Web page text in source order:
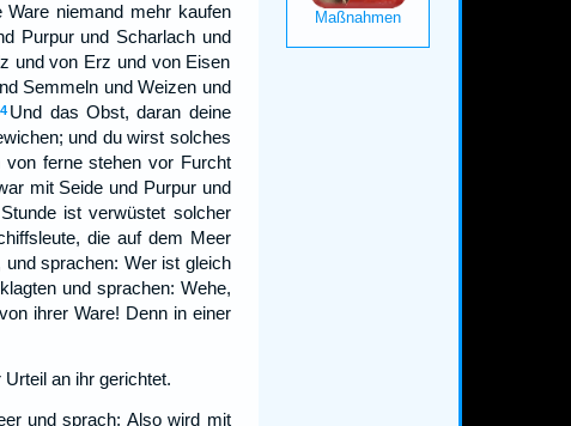
niemand mehr kaufen
Purpur und Scharlach und
und von Erz und von Eisen
Semmeln und Weizen und
Und das Obst, daran deine
und du wirst solches
ferne stehen vor Furcht
mit Seide und Purpur und
ist verwüstet solcher
die auf dem Meer
sprachen: Wer ist gleich
und sprachen: Wehe,
ihrer Ware! Denn in einer
an ihr gerichtet.
und sprach: Also wird mit